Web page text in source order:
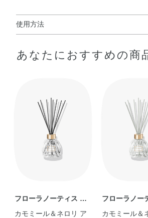
使用方法
そのあと、穴あきキャップをしめ、リー
体に広がるように差し込んでお使いくだ
リードスティックはご使用本数によって
きます。お好みに合わせてお使いくださ
※2 リードスティックを差し込んでから、香りが広がる
あなたにおすすめの商
フローラノーティス ジ
ルスチュアート
カモミール＆ネロリ ア
フローラノー
ルスチュアー
カモミール＆